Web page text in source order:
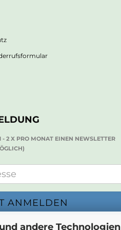
andere Technologien
2 X PRO MONAT EINEN NEWSLETTER